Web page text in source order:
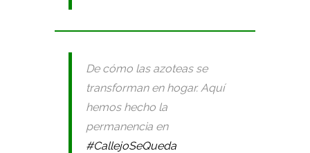
De cómo las azoteas se
transforman en hogar. Aquí
hemos hecho la
permanencia en
#CallejoSeQueda